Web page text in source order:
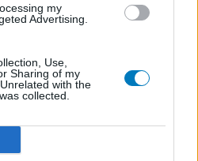
my
Advertising.
Use,
Sharing of my
with the
collected.